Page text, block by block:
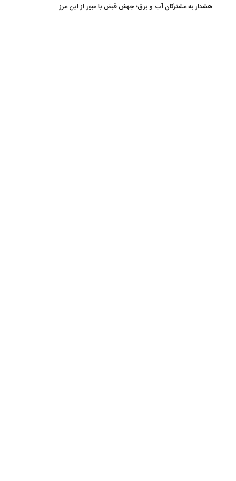
هشدار به مشترکان آب و برق؛ جهش قبض با عبور از این مرز